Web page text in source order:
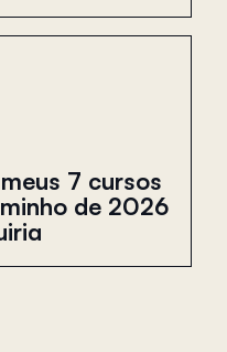
7 cursos
de 2026